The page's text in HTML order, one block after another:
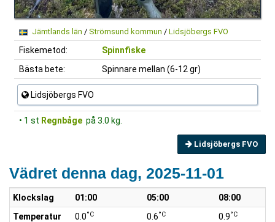
Jämtlands län / Strömsund kommun / Lidsjöbergs FVO
Fiskemetod:
Spinnfiske
Bästa bete:
Spinnare mellan (6-12 gr)
Lidsjöbergs FVO
• 1 st Regnbåge på 3.0 kg.
Lidsjöbergs FVO
Vädret denna dag, 2025-11-01
Klockslag 01:00 05:00
08:00
Temperatur
0.0°C 0.6°C 0.9°C